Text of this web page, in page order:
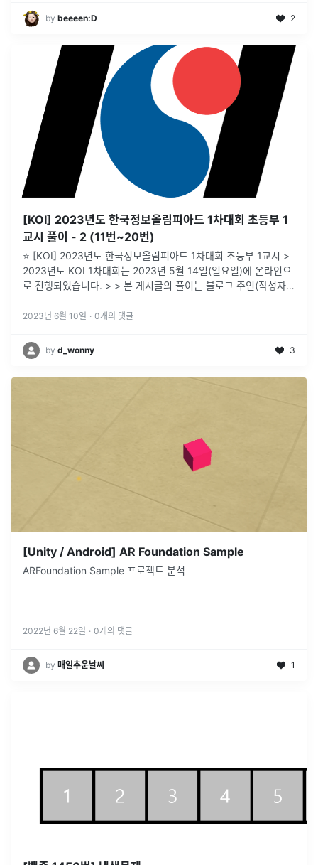
by beeeen:D 2
[KOI] 2023년도 한국정보올림피아드 1차대회 초등부 1
교시 풀이 - 2 (11번~20번)
⭐ [KOI] 2023년도 한국정보올림피아드 1차대회 초등부 1교시 >
2023년도 KOI 1차대회는 2023년 5월 14일(일요일)에 온라인으
로 진행되었습니다. > > 본 게시글의 풀이는 블로그 주인(작성자 -
2023년 6월 10일 · 0개의 댓글
by d_wonny 3
[Unity / Android] AR Foundation Sample
ARFoundation Sample 프로젝트 분석
2022년 6월 22일 · 0개의 댓글
by 매일추운날씨 1